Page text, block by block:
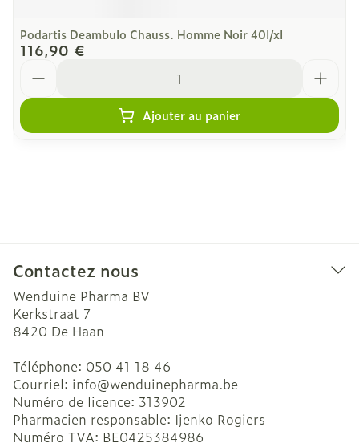
Podartis Deambulo Chauss. Homme Noir 40l/xl
116,90 €
Ajouter au panier
Contactez nous
Wenduine Pharma BV
Kerkstraat 7
8420 De Haan
Téléphone: 050 41 18 46
Courriel: info@wenduinepharma.be
Numéro de licence: 313902
Pharmacien responsable: Ijenko Rogiers
Numéro TVA: BE0425384986